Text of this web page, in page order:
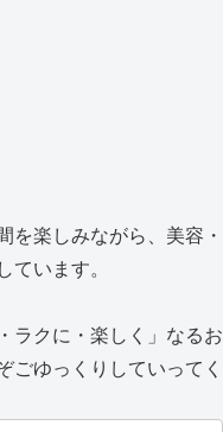
を楽しみながら、美容・
ています。
ラクに・楽しく」なるお
ごゆっくりしていってく